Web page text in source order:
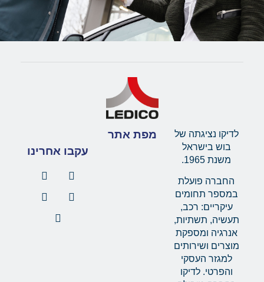
לדיקו נציגתה של
בוש בישראל
משנת 1965.
החברה פועלת
במספר תחומים
עיקריים: רכב,
תעשיה, תשתיות,
אנרגיה ומספקת
מוצרים ושירותים
למגזר העסקי
והפרטי. לדיקו
מפת אתר
עקבו אחרינו